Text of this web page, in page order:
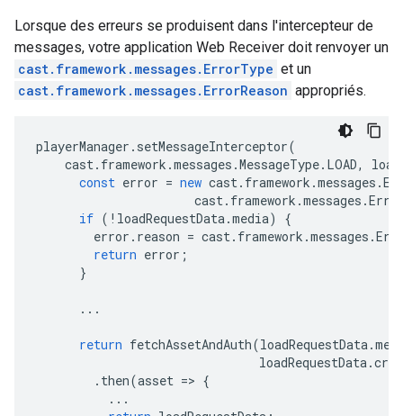
Lorsque des erreurs se produisent dans l'intercepteur de
messages, votre application Web Receiver doit renvoyer un
cast.framework.messages.ErrorType et un
cast.framework.messages.ErrorReason appropriés.
playerManager . setMessageInterceptor(
cast. framework .messages .MessageType. LOAD,
const error = new cast. framework .messages .
cast. framework .messages .
if ( ! loadRequestData.media)
{
error . reason = cast. framework .messages .
return error ;
}
...
return fetchAssetAndAuth(loadRequestData.
loadRequestData.
. then(asset => {
...